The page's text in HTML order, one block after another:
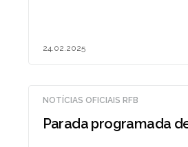
24.02.2025
NOTÍCIAS OFICIAIS RFB
Parada programada